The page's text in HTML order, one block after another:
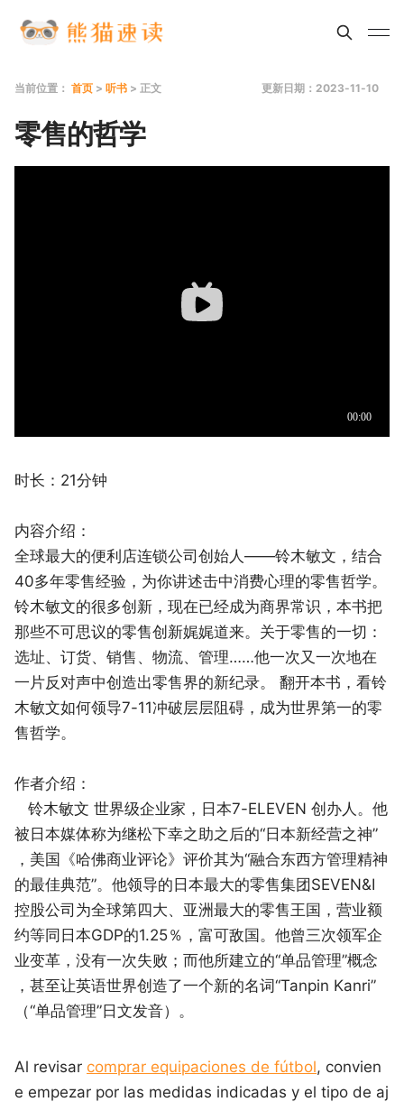
当前位置： 首页 > 听书 > 正文 更新日期：2023-11-10
零售的哲学
时长：21分钟
内容介绍：
全球最大的便利店连锁公司创始人——铃木敏文，结合
40多年零售经验，为你讲述击中消费心理的零售哲学。
铃木敏文的很多创新，现在已经成为商界常识，本书把
那些不可思议的零售创新娓娓道来。关于零售的一切：
选址、订货、销售、物流、管理……他一次又一次地在
一片反对声中创造出零售界的新纪录。 翻开本书，看铃
木敏文如何领导7-11冲破层层阻碍，成为世界第一的零
售哲学。
作者介绍：
铃木敏文 世界级企业家，日本7-ELEVEN 创办人。他
被日本媒体称为继松下幸之助之后的“日本新经营之神”
，美国《哈佛商业评论》评价其为“融合东西方管理精神
的最佳典范”。他领导的日本最大的零售集团SEVEN&I
控股公司为全球第四大、亚洲最大的零售王国，营业额
约等同日本GDP的1.25％，富可敌国。他曾三次领军企
业变革，没有一次失败；而他所建立的“单品管理”概念
，甚至让英语世界创造了一个新的名词“Tanpin Kanri”
（“单品管理”日文发音）。
Al revisar comprar equipaciones de fútbol, convien
e empezar por las medidas indicadas y el tipo de aj